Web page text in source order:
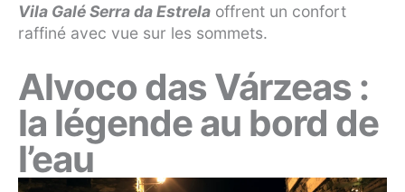
Vila Galé Serra da Estrela offrent un confort
raffiné avec vue sur les sommets.
Alvoco das Várzeas :
la légende au bord de
l’eau